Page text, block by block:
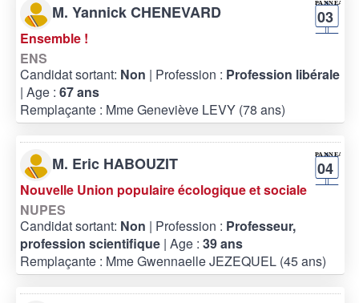
M. Yannick CHENEVARD 03
Ensemble !
ENS
Candidat sortant: Non | Profession : Profession libérale
| Age : 67 ans
Remplaçante : Mme Geneviève LEVY (78 ans)
M. Eric HABOUZIT 04
Nouvelle Union populaire écologique et sociale
NUPES
Candidat sortant: Non | Profession : Professeur,
profession scientifique | Age : 39 ans
Remplaçante : Mme Gwennaelle JEZEQUEL (45 ans)